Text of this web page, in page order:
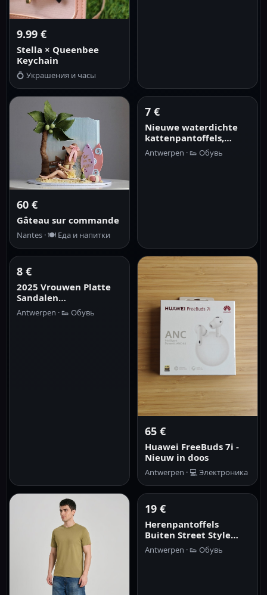
9.99 €
Stella × Queenbee
Keychain
💍 Украшения и часы
60 €
Gâteau sur commande
Nantes ·🍽️ Еда и напитки
7 €
Nieuwe waterdichte
kattenpantoffels,
warme zool,
kattenpootjes, fluffy,
Antwerpen ·👟 Обувь
8 €
2025 Vrouwen Platte
Sandalen
Comfortabele Flats
Sandalen Gedrukt
Antwerpen ·👟 Обувь
65 €
Huawei FreeBuds 7i -
Nieuw in doos
Antwerpen · 💻Электроника
19 €
Herenpantoffels
Buiten Street Style
Mode Casual Dagelijks
Cover Toe Antislip
Antwerpen ·👟 Обувь